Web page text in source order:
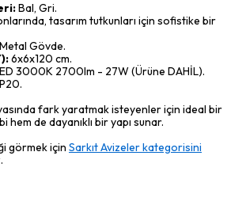
Bal, Gri.
tasarım tutkunları için sofistike bir
Gövde.
6x6x120 cm.
3000K 2700lm - 27W (Ürüne DAHİL).
fark yaratmak isteyenler için ideal bir
hem de dayanıklı bir yapı sunar.
görmek için Sarkıt Avizeler kategorisini